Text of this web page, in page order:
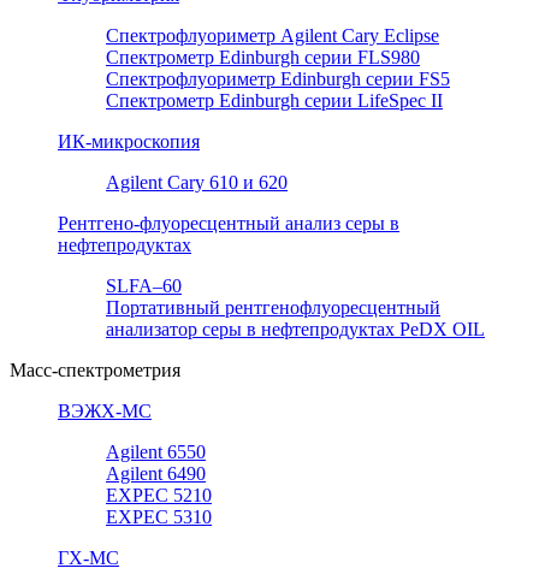
Спектрофлуориметр Agilent Cary Eclipse
Спектрометр Edinburgh серии FLS980
Спектрофлуориметр Edinburgh серии FS5
Спектрометр Edinburgh серии LifeSpec II
ИК-микроскопия
Agilent Cary 610 и 620
Рентгено-флуоресцентный анализ серы в
нефтепродуктах
SLFA–60
Портативный рентгенофлуоресцентный
анализатор серы в нефтепродуктах PeDX OIL
Масс-спектрометрия
ВЭЖХ-МС
Agilent 6550
Agilent 6490
EXPEC 5210
EXPEC 5310
ГХ-МС